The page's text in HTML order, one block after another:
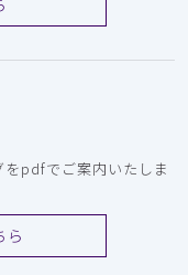
pdfでご案内いたしま
ら